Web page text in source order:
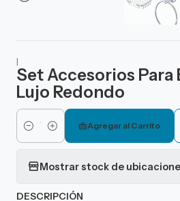
|
Set Accesorios Para
Lujo Redondo
Cantidad
Agregar al Carrito
Mostrar stock de
DESCRIPCIÓN